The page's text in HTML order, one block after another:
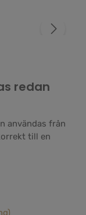
redan
användas från
till en